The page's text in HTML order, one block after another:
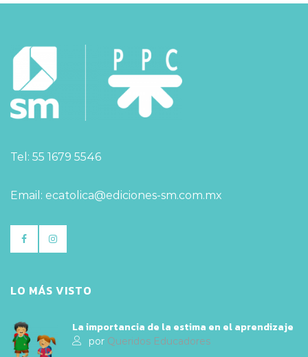
Tel: 55 1679 5546
Email: ecatolica@ediciones-sm.com.mx
LO MÁS VISTO
La importancia de la estima en el aprendizaje
por Queridos Educadores